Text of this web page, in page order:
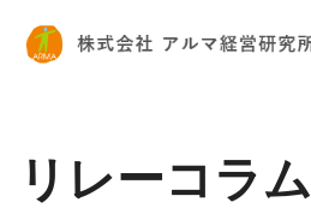
リレーコラム